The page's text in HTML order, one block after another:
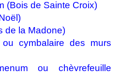
(Bois de Sainte Croix)
de la Madone)
cymbalaire des murs
ou chèvrefeuille